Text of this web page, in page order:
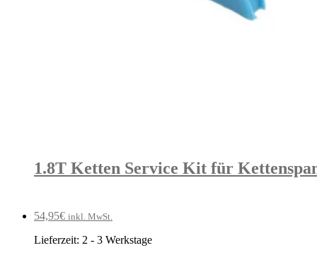
1.8T Ketten Service Kit für
54,95€ inkl. MwSt.
Lieferzeit: 2 - 3 Werkstage